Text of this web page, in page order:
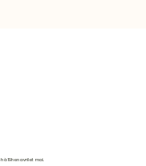
à 19h en avril et mai.